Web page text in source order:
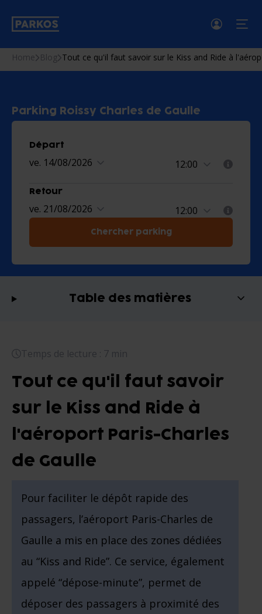
Home Blog Tout ce qu'il faut savoir sur le Kiss and Ride à
Parking Roissy Charles de Gaulle
Départ
ve. 14/08/2026
Retour
ve. 21/08/2026
Chercher parking
Temps de lecture : 7 min
Tout ce qu'il faut savoir
sur le Kiss and Ride à
l'aéroport Paris-Charles
de Gaulle
Pour faciliter le dépôt rapide des
passagers, l’aéroport Paris-Charles de
Gaulle a mis en place des zones dédiées
au “Kiss and Ride”. Ce service, également
appelé “dépose-minute”, permet de
déposer des passagers à proximité des
Table des matières